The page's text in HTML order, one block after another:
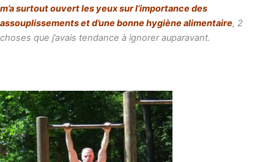
m’a surtout ouvert les yeux sur l’importance des
assouplissements et d’une bonne hygiène alimentaire, 2
choses que j’avais tendance à ignorer auparavant.